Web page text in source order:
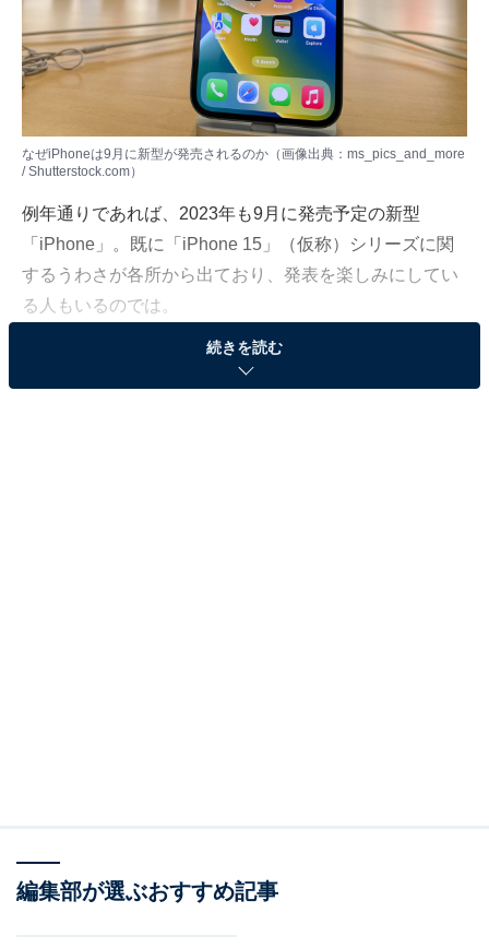
なぜiPhoneは9月に新型が発売されるのか（画像出典：ms_pics_and_more
/ Shutterstock.com）
例年通りであれば、2023年も9月に発売予定の新型
「iPhone」。既に「iPhone 15」（仮称）シリーズに関
するうわさが各所から出ており、発表を楽しみにしてい
る人もいるのでは。
では、なぜAppleは毎年この時期に新しいiPhoneを発売
iPhoneはもともと6月に発売していた
続きを読む
編集部が選ぶおすすめ記事